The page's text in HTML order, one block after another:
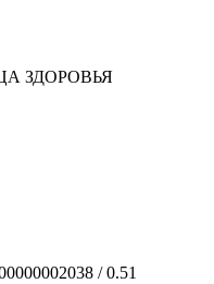
ЗДОРОВЬЯ
/ 0.51